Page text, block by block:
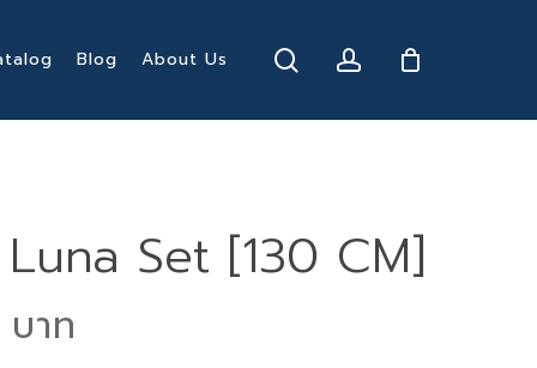
Blog About Us search account
Set [130 CM]